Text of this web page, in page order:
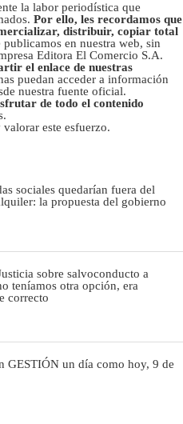
la labor periodística que
Por ello, les recordamos que
distribuir, copiar total
publicamos en nuestra web, sin
Editora El Comercio S.A.
el enlace de nuestras
puedan acceder a información
nuestra fuente oficial.
de todo el contenido
este esfuerzo.
sociales quedarían fuera del
la propuesta del gobierno
sobre salvoconducto a
teníamos otra opción, era
correcto
GESTIÓN un día como hoy, 9 de